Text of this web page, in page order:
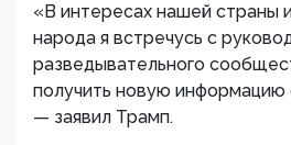
​«В интересах нашей страны
народа я встречусь с
разведывательного
получить новую информацию
— заявил Трамп.